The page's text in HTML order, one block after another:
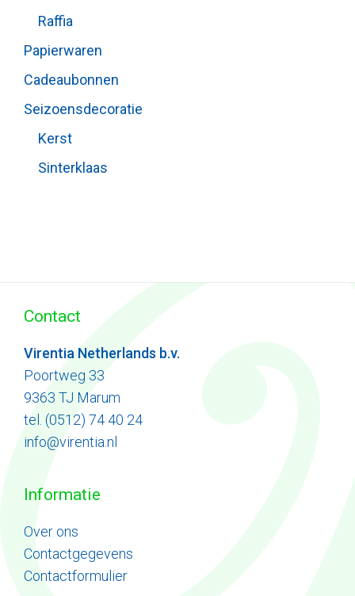
Raffia
Papierwaren
Cadeaubonnen
Seizoensdecoratie
Kerst
Sinterklaas
Contact
Virentia Netherlands b.v.
Poortweg 33
9363 TJ Marum
tel. (0512) 74 40 24
info@virentia.nl
Informatie
Over ons
Contactgegevens
Contactformulier